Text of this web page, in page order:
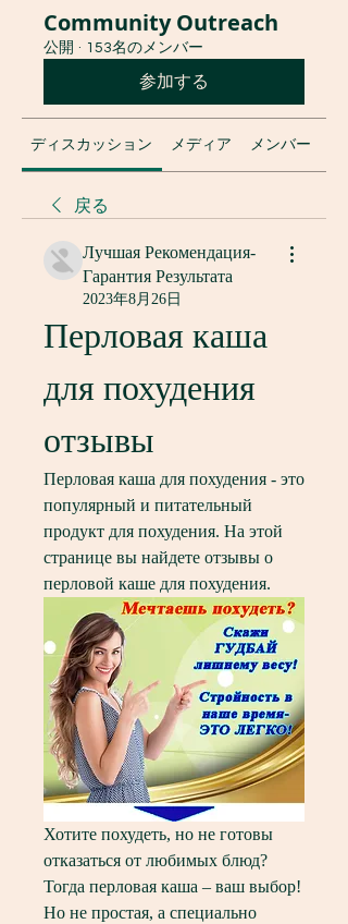
Community Outreach
公開 · 153名のメンバー
参加する
ディスカッション メディア メンバー
戻る
Лучшая Рекомендация-
Гарантия Результата
2023年8月26日
Перловая каша
для похудения
отзывы
Перловая каша для похудения - это
популярный и питательный
продукт для похудения. На этой
странице вы найдете отзывы о
перловой каше для похудения.
Хотите похудеть, но не готовы
отказаться от любимых блюд?
Тогда перловая каша – ваш выбор!
Но не простая, а специально